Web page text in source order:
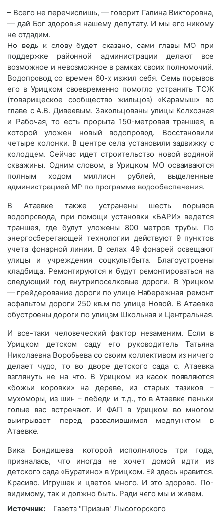
– Всего не перечислишь, — говорит Галина Викторовна,
— дай Бог здоровья нашему депутату. И мы его никому
не отдадим.
Но ведь к слову будет сказано, сами главы МО при
поддержке районной администрации делают все
возможное и невозможное в рамках своих полномочий.
Водопровод со времен 60-х изжил себя. Семь порывов
его в Урицком своевременно помогло устранить ТСЖ
(товарищеское сообщество жильцов) «Карамыш» во
главе с А.В. Дивеевым. Закольцованы улицы Колхозная
и Рабочая, то есть прорыта 150-метровая траншея, в
которой уложен новый водопровод. Восстановили
четыре колонки. В центре села установили задвижку с
колодцем. Сейчас идет строительство новой водяной
скважины. Одним словом, в Урицком МО осваиваются
полным ходом миллион рублей, выделенные
администрацией МР по программе водообеспечения.
В Атаевке также устранены шесть порывов
водопровода, при помощи установки «БАРИ» ведется
траншея, где будут уложены 800 метров трубы. По
энергосберегающей технологии действуют 9 пунктов
учета фонарной линии. В селах 49 фонарей освещают
улицы и учреждения соцкультбыта. Благоустроены
кладбища. Ремонтируются и будут ремонтироваться на
следующий год внутрипоселковые дороги. В Урицком
— грейдерование дороги по улице Набережная, ремонт
асфальтом дороги 250 кв.м по улице Новой. В Атаевке
обустроены дороги по улицам Школьная и Центральная.
И все-таки человеческий фактор незаменим. Если в
Урицком детском саду его руководитель Татьяна
Николаевна Воробьева со своим коллективом из ничего
делает чудо, то во дворе детского сада с. Атаевка
взглянуть не на что. В Урицком из касок появляются
«божьи коровки» на дереве, из старых тазиков –
мухоморы, из шин – лебеди и т.д., то в Атаевке пеньки
голые вас встречают. И ФАП в Урицком во многом
выигрывает перед развалившимся медпунктом в
Атаевке.
Вика Бондишева, которой исполнилось три года,
призналась, что иногда не хочет домой идти из
детского сада «Буратино» в Урицком. Ей здесь нравится.
Красиво. Игрушек и цветов много. И это здорово. По-
видимому, так и должно быть. Ради чего мы и живем.
Источник:
Газета "Призыв" Лысогорского